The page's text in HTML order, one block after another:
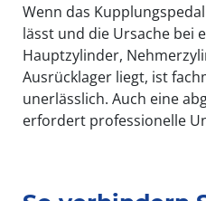
Wenn das
lässt und die Ursache bei
Hauptzylinder,
Ausrücklager liegt, ist
unerlässlich. Auch eine
erfordert professionelle